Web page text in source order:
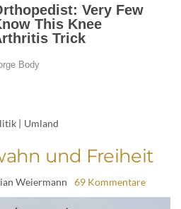
| Umland
und Freiheit
Weiermann 69 Kommentare